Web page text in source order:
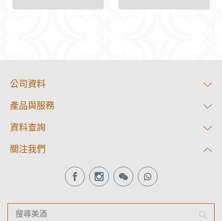
公司資料
產品與服務
資料查詢
關注我們